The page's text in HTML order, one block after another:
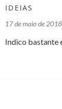
IDEIAS
17 de maio de
Indico bastante